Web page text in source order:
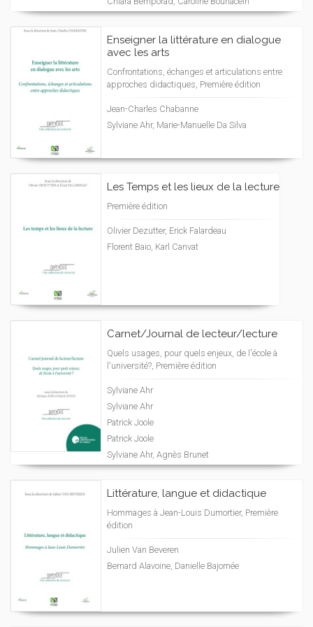
Enseigner la littérature en dialogue
avec les arts
Confrontations, échanges et articulations entre
approches didactiques, Première édition
Jean-Charles Chabanne
Sylviane Ahr, Marie-Manuelle Da Silva
Les Temps et les lieux de la lecture
Première édition
Olivier Dezutter, Erick Falardeau
Florent Baio, Karl Canvat
Carnet/Journal de lecteur/lecture
Quels usages, pour quels enjeux, de l'école à
l'université?, Première édition
Sylviane Ahr
Sylviane Ahr
Patrick Joole
Patrick Joole
Sylviane Ahr, Agnès Brunet
Littérature, langue et didactique
Hommages à Jean-Louis Dumortier, Première
édition
Julien Van Beveren
Bernard Alavoine, Danielle Bajomée